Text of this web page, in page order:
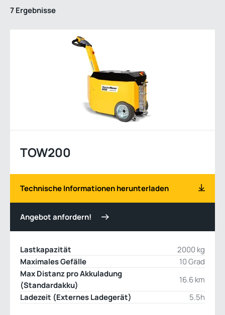
7 Ergebnisse
TOW200
Technische Informationen herunterladen
Angebot anfordern!
Lastkapazität
2000 kg
Maximales Gefälle
10 Grad
Max Distanz pro Akkuladung
(Standardakku)
16.6 km
Ladezeit (Externes Ladegerät)
5.5h